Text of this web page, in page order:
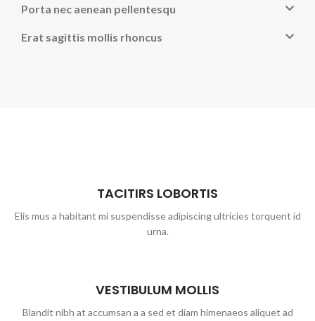
Porta nec aenean pellentesqu
Erat sagittis mollis rhoncus
TACITIRS LOBORTIS
Elis mus a habitant mi suspendisse adipiscing ultricies torquent id
urna.
VESTIBULUM MOLLIS
Blandit nibh at accumsan a a sed et diam himenaeos aliquet ad